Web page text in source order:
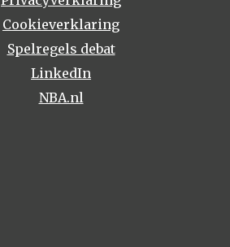
Cookieverklaring
Spelregels debat
LinkedIn
NBA.nl